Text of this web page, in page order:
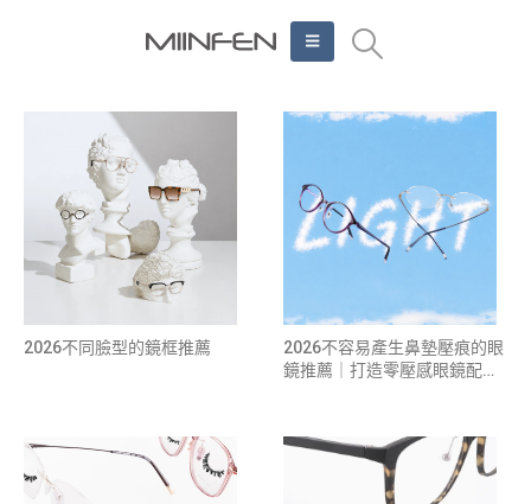
2026不同臉型的鏡框推薦
2026不容易產生鼻墊壓痕的眼
鏡推薦｜打造零壓感眼鏡配戴